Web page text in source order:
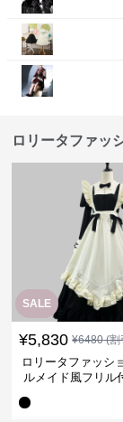
ロリータファッ
SALE
¥5,830 ¥6480(割
ロリータファッシ
ルメイド風フリル